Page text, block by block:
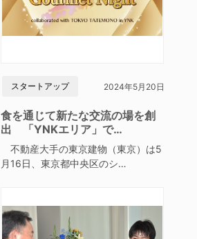
スタートアップ 2024年5月20日
食を通じて新たな交流の場を創
出 「YNKエリア」で…
不動産大手の東京建物（東京）は5
月16日、東京都中央区のシ…